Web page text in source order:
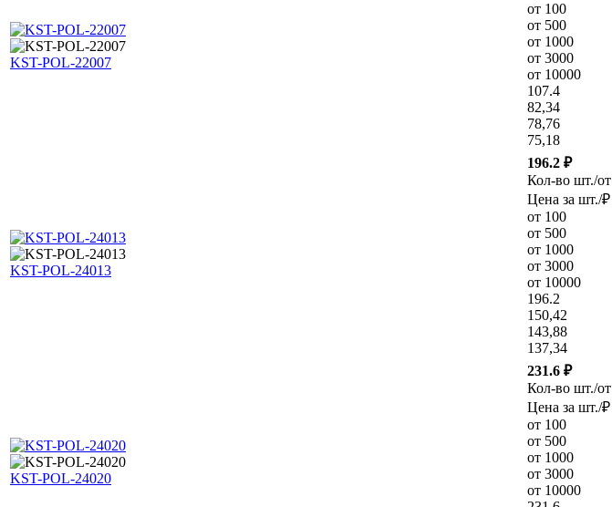
KST-POL-22007
от 100
от 500
от 1000
от 3000
от 10000
107.4
82,34
78,76
75,18
KST-POL-24013
196.2 ₽
Кол-во шт./от
Цена за шт./₽
от 100
от 500
от 1000
от 3000
от 10000
196.2
150,42
143,88
137,34
KST-POL-24020
231.6 ₽
Кол-во шт./от
Цена за шт./₽
от 100
от 500
от 1000
от 3000
от 10000